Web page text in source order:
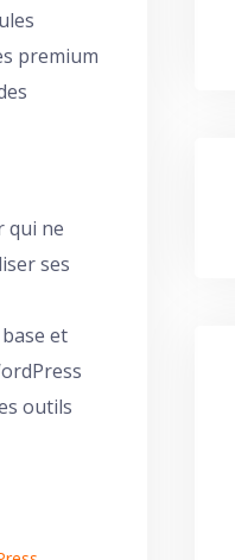
premium
qui ne
ses
et
outils